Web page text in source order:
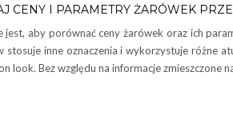
CENY I PARAMETRY ŻARÓWEK
jest, aby porównać ceny żarówek oraz ich
stosuje inne oznaczenia i wykorzystuje różne
look. Bez względu na informacje